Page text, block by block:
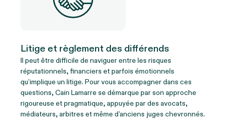
Litige et règlement des différends
Il peut être difficile de naviguer entre les risques
réputationnels, financiers et parfois émotionnels
qu’implique un litige. Pour vous accompagner dans ces
questions, Cain Lamarre se démarque par son approche
rigoureuse et pragmatique, appuyée par des avocats,
médiateurs, arbitres et même d’anciens juges chevronnés.